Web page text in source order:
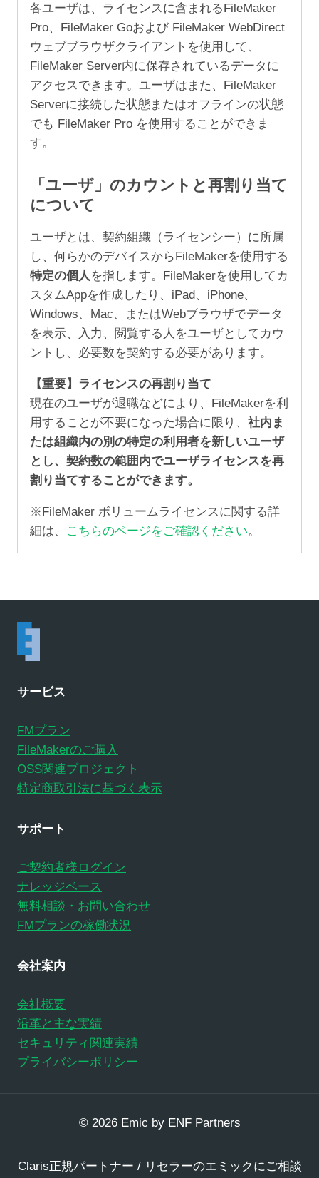
各ユーザは、ライセンスに含まれるFileMaker
Pro、FileMaker Goおよび FileMaker WebDirect
ウェブブラウザクライアントを使用して、
FileMaker Server内に保存されているデータに
アクセスできます。ユーザはまた、FileMaker
Serverに接続した状態またはオフラインの状態
でも FileMaker Pro を使用することができま
す。
「ユーザ」のカウントと再割り当て
について
ユーザとは、契約組織（ライセンシー）に所属
し、何らかのデバイスからFileMakerを使用する
特定の個人 を指します。FileMakerを使用してカ
スタムAppを作成したり、iPad、iPhone、
Windows、Mac、またはWebブラウザでデータ
を表示、入力、閲覧する人をユーザとしてカウ
ントし、必要数を契約する必要があります。
【重要】ライセンスの再割り当て
現在のユーザが退職などにより、FileMakerを利
用することが不要になった場合に限り、 社内ま
たは組織内の別の特定の利用者を新しいユーザ
とし、契約数の範囲内でユーザライセンスを再
割り当てすることができます。
※FileMaker ボリュームライセンスに関する詳
細は、
こちらのページをご確認ください。
サービス
FMプラン
FileMakerのご購入
OSS関連プロジェクト
特定商取引法に基づく表示
サポート
ご契約者様ログイン
ナレッジベース
無料相談・お問い合わせ
FMプランの稼働状況
会社案内
会社概要
沿革と主な実績
セキュリティ関連実績
プライバシーポリシー
© 2026 Emic by ENF Partners
Claris正規パートナー / リセラーのエミックにご相談